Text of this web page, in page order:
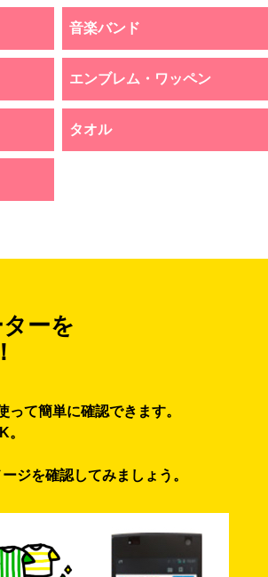
音楽バンド
エンブレム・ワッペン
タオル
ーを
て簡単に確認できます。
。
ジを確認してみましょう。